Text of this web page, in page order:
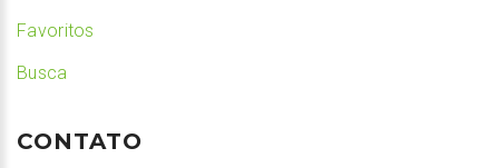
Favoritos
Busca
CONTATO